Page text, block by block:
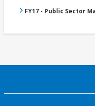
FY17 - Public Sector